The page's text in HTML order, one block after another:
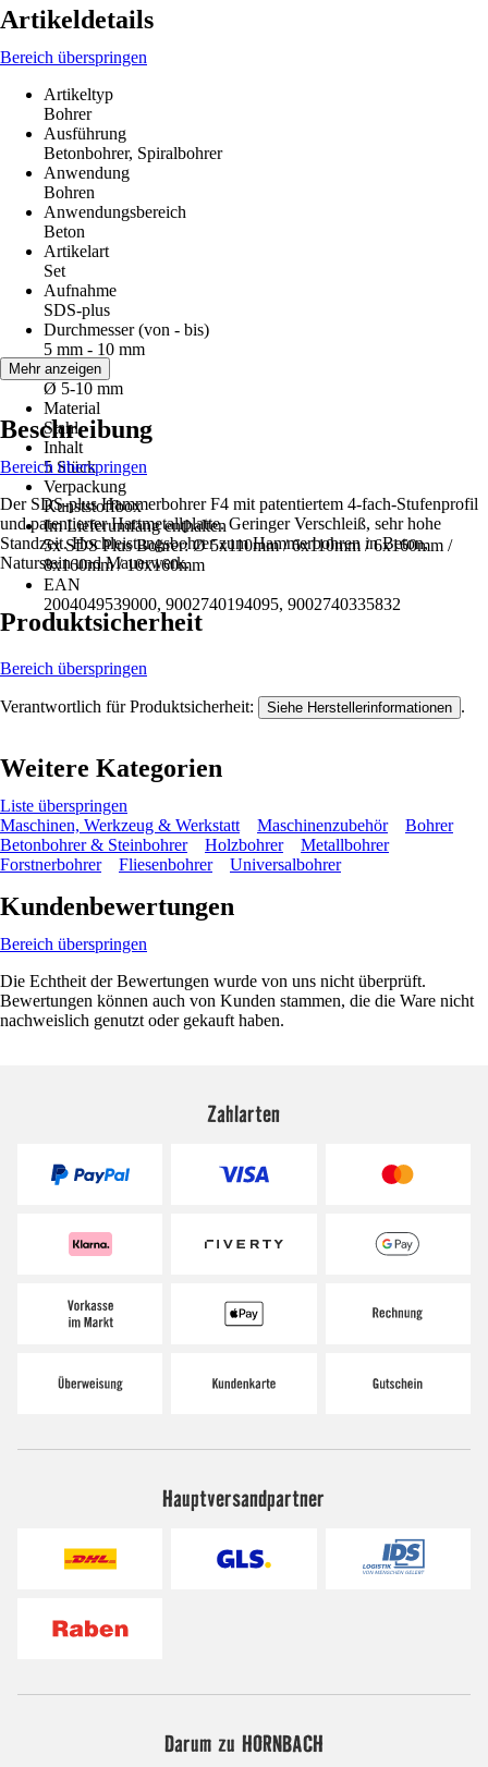
Artikeldetails
Bereich überspringen
Artikeltyp
Bohrer
Ausführung
Betonbohrer, Spiralbohrer
Anwendung
Bohren
Anwendungsbereich
Beton
Artikelart
Set
Aufnahme
SDS-plus
Durchmesser (von - bis)
5 mm - 10 mm
Größe
Ø 5-10 mm
Material
Stahl
Inhalt
5 Stück
Verpackung
Kunststoffbox
Im Lieferumfang enthalten
5x SDS Plus Bohrer: Ø 5x110mm / 6x110mm / 6x160mm /
8x160mm / 10x160mm
EAN
2004049539000, 9002740194095, 9002740335832
Mehr anzeigen
Beschreibung
Bereich überspringen
Der SDS-plus Hammerbohrer F4 mit patentiertem 4-fach-Stufenprofil
und patentierter Hartmetallplatte. Geringer Verschleiß, sehr hohe
Standzeit. Hochleistungsbohrer zum Hammerbohren in Beton,
Naturstein und Mauerwerk.
Produktsicherheit
Bereich überspringen
Verantwortlich für Produktsicherheit: Siehe Herstellerinformationen .
Weitere Kategorien
Liste überspringen
Maschinen, Werkzeug & Werkstatt
Maschinenzubehör
Bohrer
Betonbohrer & Steinbohrer
Holzbohrer
Metallbohrer
Forstnerbohrer
Fliesenbohrer Universalbohrer
Kundenbewertungen
Bereich überspringen
Die Echtheit der Bewertungen wurde von uns nicht überprüft.
Bewertungen können auch von Kunden stammen, die die Ware nicht
nachweislich genutzt oder gekauft haben.
Zahlarten
Hauptversandpartner
Darum zu HORNBACH